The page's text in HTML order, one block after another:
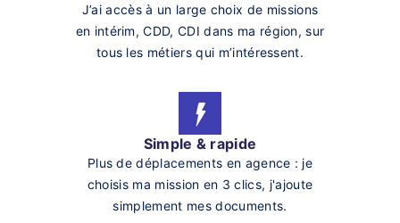
J’ai accès à un large choix de missions
en intérim, CDD, CDI dans ma région, sur
tous les métiers qui m’intéressent.
Simple & rapide
Plus de déplacements en agence : je
choisis ma mission en 3 clics, j'ajoute
simplement mes documents.